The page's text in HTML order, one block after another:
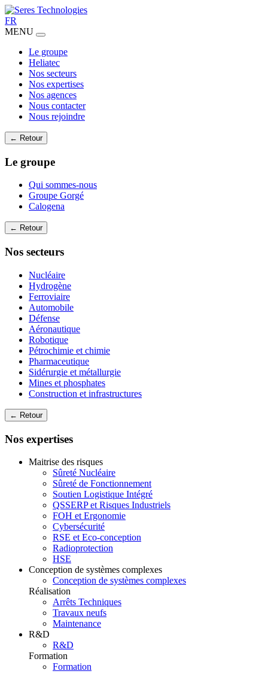
FR
MENU
Le groupe
Heliatec
Nos secteurs
Nos expertises
Nos agences
Nous contacter
Nous rejoindre
← Retour
Le groupe
Qui sommes-nous
Groupe Gorgé
Calogena
← Retour
Nos secteurs
Nucléaire
Hydrogène
Ferroviaire
Automobile
Défense
Aéronautique
Robotique
Pétrochimie et chimie
Pharmaceutique
Sidérurgie et métallurgie
Mines et phosphates
Construction et infrastructures
← Retour
Nos expertises
Maitrise des risques
Sûreté Nucléaire
Sûreté de Fonctionnement
Soutien Logistique Intégré
QSSERP et Risques Industriels
FOH et Ergonomie
Cybersécurité
RSE et Eco-conception
Radioprotection
HSE
Conception de systèmes complexes
Conception de systèmes complexes
Réalisation
Arrêts Techniques
Travaux neufs
Maintenance
R&D
R&D
Formation
Formation